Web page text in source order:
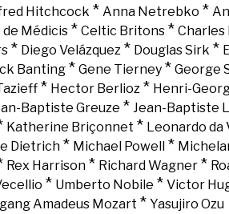
Hitchcock * Anna Netrebko *
Médicis* Celtic Britons* Charles
* Diego Velázquez* Douglas Sirk *
Banting* Gene Tierney* George
* Hector Berlioz* Henri-
Baptiste Greuze * Jean-Baptiste
Katherine Briçonnet * Leonardo da
Dietrich * Michael Powell *
Rex Harrison * Richard Wagner *
* Umberto Nobile * Victor
Amadeus Mozart * Yasujiro Ozu